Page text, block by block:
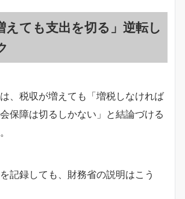
えても支出を切る」逆転し
、税収が増えても「増税しなければ
保障は切るしかない」と結論づける
記録しても、財務省の説明はこう